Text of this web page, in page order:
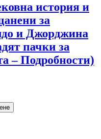
история и
за
и Джорджина
пачки за
– Подробности)